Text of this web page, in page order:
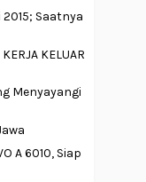
Saatnya
KELUAR
Menyayangi
A 6010, Siap